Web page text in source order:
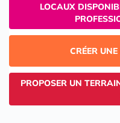
LOCAUX
CRÉER
PROPOSER UN